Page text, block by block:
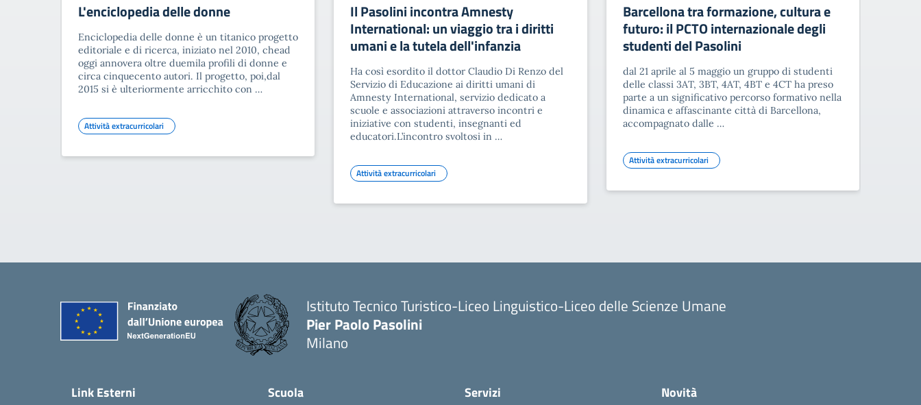
L'enciclopedia delle donne
Enciclopedia delle donne è un titanico progetto
editoriale e di ricerca, iniziato nel 2010, chead
oggi annovera oltre duemila profili di donne e
circa cinquecento autori. Il progetto, poi,dal
2015 si è ulteriormente arricchito con …
Attività extracurricolari
Il Pasolini incontra Amnesty
International: un viaggio tra i diritti
umani e la tutela dell'infanzia
Ha così esordito il dottor Claudio Di Renzo del
Servizio di Educazione ai diritti umani di
Amnesty International, servizio dedicato a
scuole e associazioni attraverso incontri e
iniziative con studenti, insegnanti ed
educatori.L’incontro svoltosi in …
Attività extracurricolari
Barcellona tra formazione, cultura e
futuro: il PCTO internazionale degli
studenti del Pasolini
dal 21 aprile al 5 maggio un gruppo di studenti
delle classi 3AT, 3BT, 4AT, 4BT e 4CT ha preso
parte a un significativo percorso formativo nella
dinamica e affascinante città di Barcellona,
accompagnato dalle …
Attività extracurricolari
Istituto Tecnico Turistico-Liceo Linguistico-Liceo delle Scienze Umane
Pier Paolo Pasolini
Milano
Link Esterni Scuola Servizi Novità